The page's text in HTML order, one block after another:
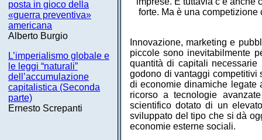
posta in gioco della
«guerra preventiva»
americana
Alberto Burgio
L’imperialismo globale e
le leggi “naturali”
dell’accumulazione
capitalistica (Seconda
parte)
Ernesto Screpanti
forte. Ma è una
Innovazione, marketing e
piccole sono inevitabilmente
quantità di capitali
godono di vantaggi competitivi
di economie dinamiche legate
ricorso a tecnologie
scientifico dotato di un
sviluppato del tipo che si dà
economie esterne sociali.